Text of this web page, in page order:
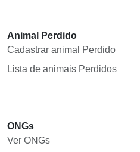
Animal Perdido
Cadastrar animal Perdido
Lista de animais Perdidos
ONGs
Ver ONGs